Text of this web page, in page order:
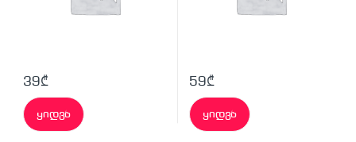
39₾
ყიდვა
59₾
ყიდვა